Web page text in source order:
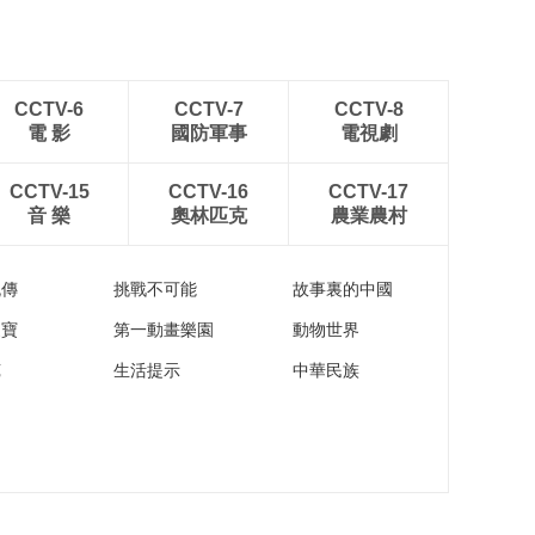
CCTV-6
電 影
CCTV-7
國防軍事
CCTV-8
電視劇
CCTV-15
音 樂
CCTV-16
奧林匹克
CCTV-17
農業農村
挑戰不可能 故事裏的中國
第一動畫樂園 動物世界
生活提示 中華民族